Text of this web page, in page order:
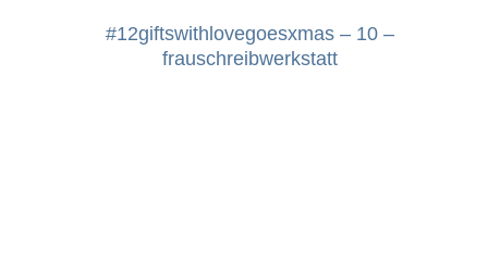
#12giftswithlovegoesxmas – 10 –
frauschreibwerkstatt